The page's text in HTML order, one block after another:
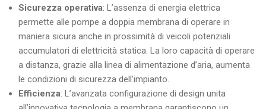
Sicurezza operativa: L’assenza di energia elettrica
permette alle pompe a doppia membrana di operare in
maniera sicura anche in prossimità di veicoli potenziali
accumulatori di elettricità statica. La loro capacità di operare
a distanza, grazie alla linea di alimentazione d’aria, aumenta
le condizioni di sicurezza dell’impianto.
Efficienza: L’avanzata configurazione di design unita